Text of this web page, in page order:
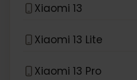
Xiaomi 13
Xiaomi 13 Lite
Xiaomi 13 Pro